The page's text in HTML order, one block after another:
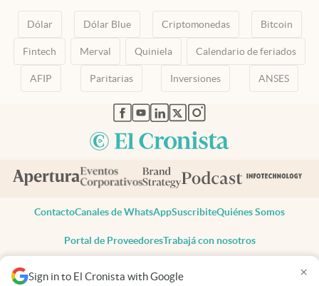
Sign in to El Cronista with Google ×
Dólar Dólar Blue Criptomonedas Bitcoin
Fintech Merval Quiniela Calendario de feriados
AFIP Paritarias Inversiones ANSES
abre en nueva pestaña
abre en nueva pestaña
abre en nueva pestaña
abre en nueva pestaña
abre en nueva pestaña
ContactoCanales de WhatsAppSuscribiteQuiénes Somos
Portal de ProveedoresTrabajá con nosotros
Todos los derechos reservados